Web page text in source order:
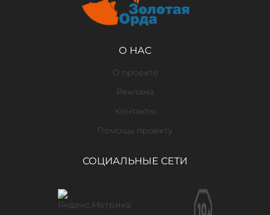
О НАС
О проекте
Реклама
Контакты
Помощь проекту
СОЦИАЛЬНЫЕ СЕТИ